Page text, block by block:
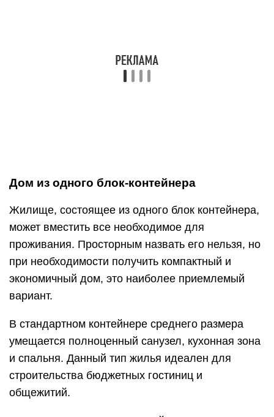
Дом из одного блок-контейнера
Жилище, состоящее из одного блок контейнера,
может вместить все необходимое для
проживания. Просторным назвать его нельзя, но
при необходимости получить компактный и
экономичный дом, это наиболее приемлемый
вариант.
В стандартном контейнере среднего размера
умещается полноценный санузел, кухонная зона
и спальня. Данный тип жилья идеален для
строительства бюджетных гостиниц и
общежитий.